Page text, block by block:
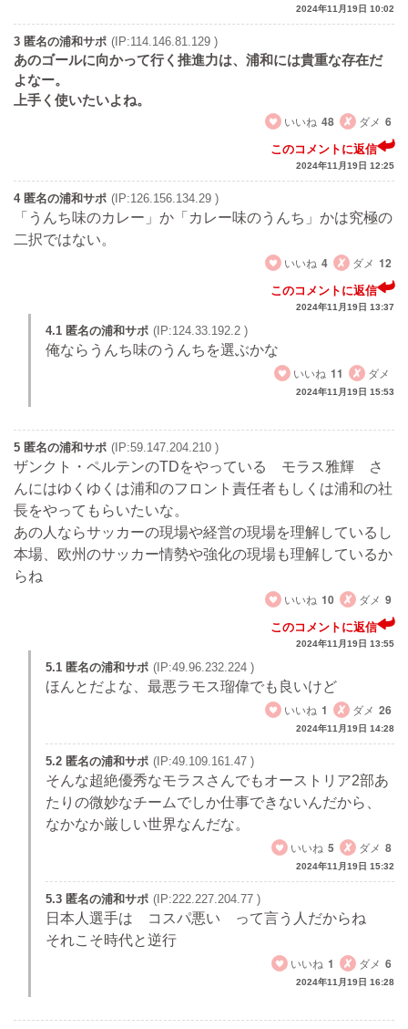
2024年11月19日 10:02
3 匿名の浦和サポ (IP:114.146.81.129 )
あのゴールに向かって行く推進力は、浦和には貴重な存在だ
よなー。
上手く使いたいよね。
いいね 48 ダメ 6
このコメントに返信
2024年11月19日 12:25
4 匿名の浦和サポ (IP:126.156.134.29 )
「うんち味のカレー」か「カレー味のうんち」かは究極の
二択ではない。
いいね 4 ダメ 12
このコメントに返信
2024年11月19日 13:37
4.1 匿名の浦和サポ (IP:124.33.192.2 )
俺ならうんち味のうんちを選ぶかな
いいね 11 ダメ
2024年11月19日 15:53
5 匿名の浦和サポ (IP:59.147.204.210 )
ザンクト・ペルテンのTDをやっている モラス雅輝 さ
んにはゆくゆくは浦和のフロント責任者もしくは浦和の社
長をやってもらいたいな。
あの人ならサッカーの現場や経営の現場を理解しているし
本場、欧州のサッカー情勢や強化の現場も理解しているか
らね
いいね 10 ダメ 9
このコメントに返信
2024年11月19日 13:55
5.1 匿名の浦和サポ (IP:49.96.232.224 )
ほんとだよな、最悪ラモス瑠偉でも良いけど
いいね 1 ダメ 26
2024年11月19日 14:28
5.2 匿名の浦和サポ (IP:49.109.161.47 )
そんな超絶優秀なモラスさんでもオーストリア2部あ
たりの微妙なチームでしか仕事できないんだから、
なかなか厳しい世界なんだな。
いいね 5 ダメ 8
2024年11月19日 15:32
5.3 匿名の浦和サポ (IP:222.227.204.77 )
日本人選手は コスパ悪い って言う人だからね
それこそ時代と逆行
いいね 1 ダメ 6
2024年11月19日 16:28